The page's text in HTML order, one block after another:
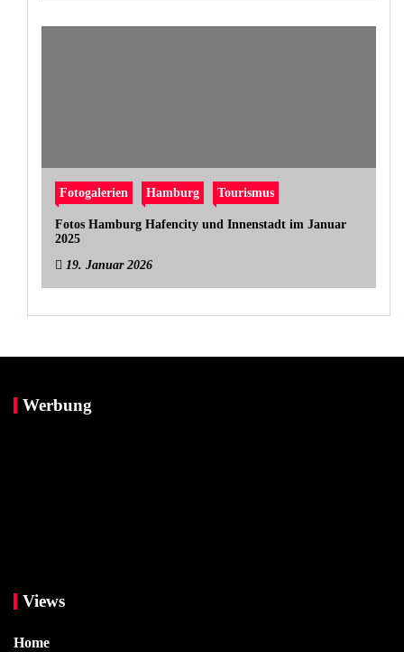
Fotogalerien Hamburg Tourismus
Fotos Hamburg Hafencity und Innenstadt im Januar
2025
19. Januar 2026
Werbung
Views
Home